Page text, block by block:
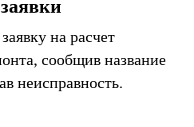
на расчет
сообщив название
неисправность.